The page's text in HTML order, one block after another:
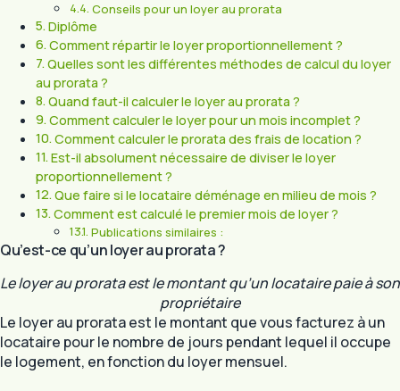
Conseils pour un loyer au prorata
Diplôme
Comment répartir le loyer proportionnellement ?
Quelles sont les différentes méthodes de calcul du loyer
au prorata ?
Quand faut-il calculer le loyer au prorata ?
Comment calculer le loyer pour un mois incomplet ?
Comment calculer le prorata des frais de location ?
Est-il absolument nécessaire de diviser le loyer
proportionnellement ?
Que faire si le locataire déménage en milieu de mois ?
Comment est calculé le premier mois de loyer ?
Publications similaires :
Qu’est-ce qu’un loyer au prorata ?
Le loyer au prorata est le montant qu’un locataire paie à son
propriétaire
Le loyer au prorata est le montant que vous facturez à un
locataire pour le nombre de jours pendant lequel il occupe
le logement, en fonction du loyer mensuel.